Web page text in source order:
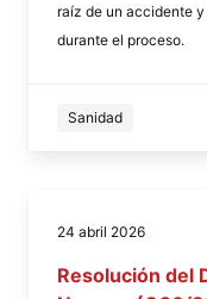
raíz de un accidente
durante el proceso.
Sanidad
24 abril 2026
Resolución del